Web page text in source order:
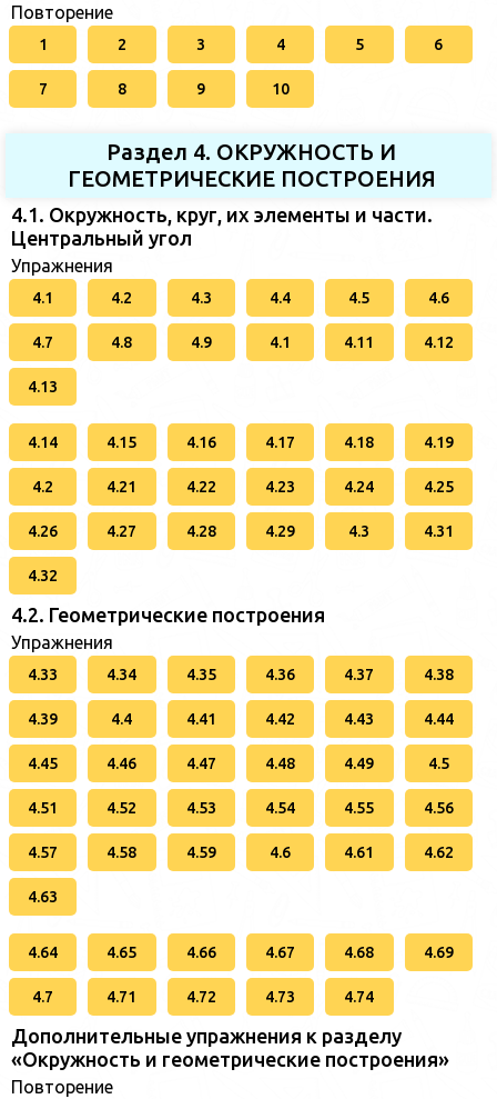
Повторение
1 2 3 4 5 6
7 8 9 10
Раздел 4. ОКРУЖНОСТЬ И
ГЕОМЕТРИЧЕСКИЕ ПОСТРОЕНИЯ
4.1. Окружность, круг, их элементы и части.
Центральный угол
Упражнения
4.1 4.2 4.3 4.4 4.5 4.6
4.7 4.8 4.9 4.1 4.11 4.12
4.13
4.14 4.15 4.16 4.17 4.18 4.19
4.2 4.21 4.22 4.23 4.24 4.25
4.26 4.27 4.28 4.29 4.3 4.31
4.32
4.2. Геометрические построения
Упражнения
4.33 4.34 4.35 4.36 4.37 4.38
4.39 4.4 4.41 4.42 4.43 4.44
4.45 4.46 4.47 4.48 4.49 4.5
4.51 4.52 4.53 4.54 4.55 4.56
4.57 4.58 4.59 4.6 4.61 4.62
4.63
4.64 4.65 4.66 4.67 4.68 4.69
4.7 4.71 4.72 4.73 4.74
Дополнительные упражнения к разделу
«Окружность и геометрические построения»
Повторение